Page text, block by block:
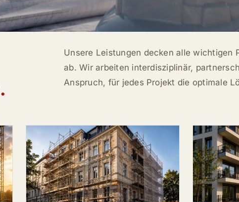
.
Unsere Leistungen decken alle wichtigen
ab. Wir arbeiten interdisziplinär,
Anspruch, für jedes Projekt die optimale